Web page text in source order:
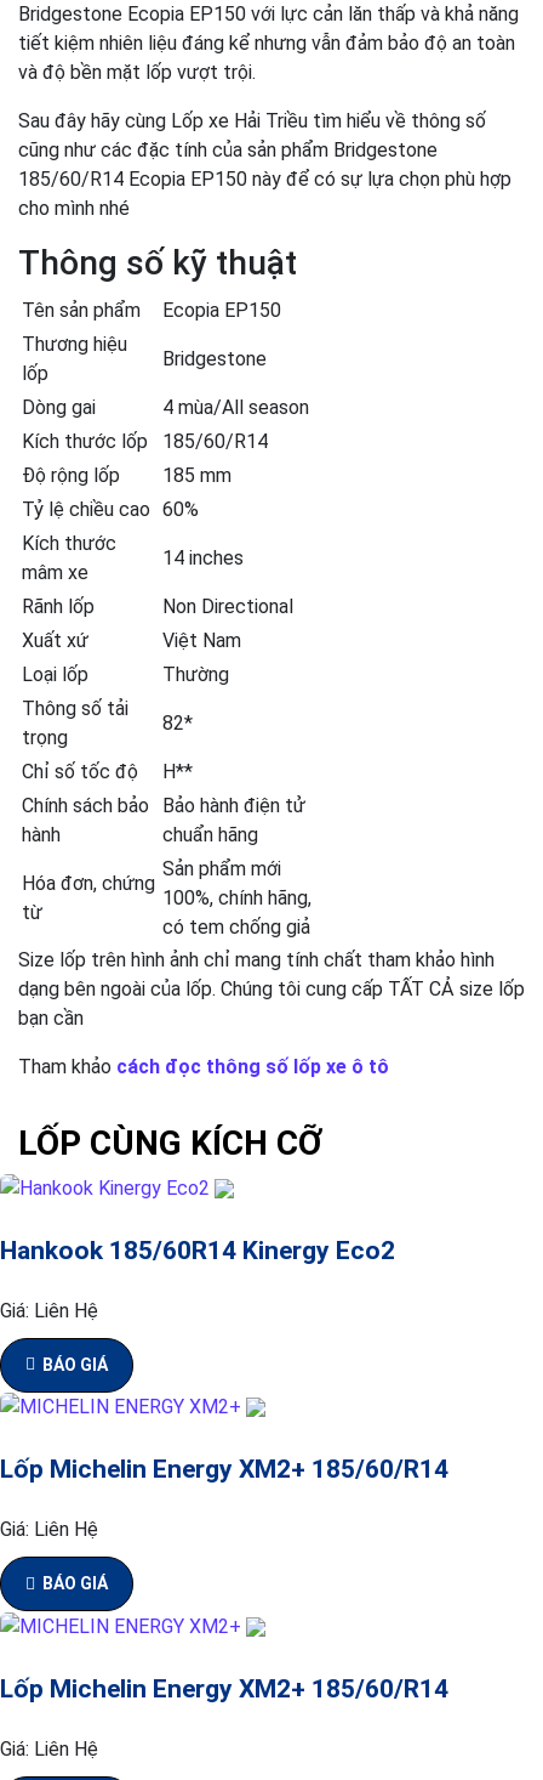
Bridgestone Ecopia EP150 với lực cản lăn thấp và khả năng
tiết kiệm nhiên liệu đáng kể nhưng vẫn đảm bảo độ an toàn
và độ bền mặt lốp vượt trội.
Sau đây hãy cùng Lốp xe Hải Triều tìm hiểu về thông số
cũng như các đặc tính của sản phẩm Bridgestone
185/60/R14 Ecopia EP150 này để có sự lựa chọn phù hợp
cho mình nhé
Thông số kỹ thuật
Tên sản phẩm
Ecopia EP150
Thương hiệu
lốp
Bridgestone
Dòng gai
4 mùa/All season
Kích thước lốp
185/60/R14
Độ rộng lốp
185 mm
Tỷ lệ chiều cao 60%
Kích thước
mâm xe
14 inches
Rãnh lốp
Non Directional
Xuất xứ
Việt Nam
Loại lốp
Thường
Thông số tải
trọng
82*
Chỉ số tốc độ
H**
Chính sách bảo
hành
Bảo hành điện tử
chuẩn hãng
Hóa đơn, chứng
từ
Sản phẩm mới
100%, chính hãng,
có tem chống giả
Size lốp trên hình ảnh chỉ mang tính chất tham khảo hình
dạng bên ngoài của lốp. Chúng tôi cung cấp TẤT CẢ size lốp
bạn cần
Tham khảo cách đọc thông số lốp xe ô tô
LỐP CÙNG KÍCH CỠ
Hankook 185/60R14 Kinergy Eco2
Giá: Liên Hệ
BÁO GIÁ
Lốp Michelin Energy XM2+ 185/60/R14
Giá: Liên Hệ
BÁO GIÁ
Lốp Michelin Energy XM2+ 185/60/R14
Giá: Liên Hệ